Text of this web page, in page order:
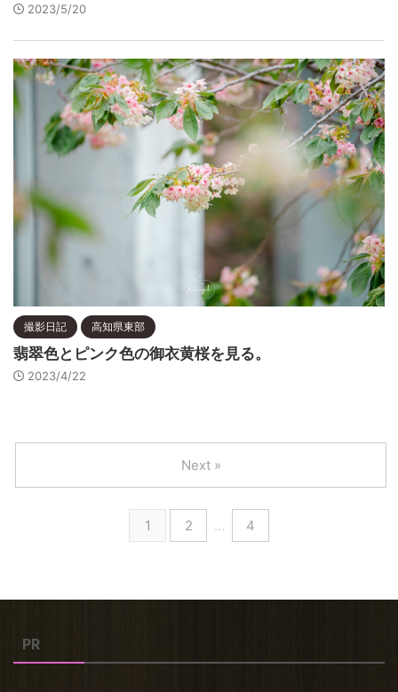
2023/5/20
撮影日記 高知県東部
翡翠色とピンク色の御衣黄桜を見る。
2023/4/22
1 2 … 4
Next »
PR